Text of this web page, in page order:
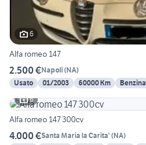
6
Alfa romeo 147
2.500 €Napoli(NA)
Usato
01/2003 60000 Km Benzina
6
Alfa romeo 147 300cv
4.000 €Santa Maria la Carita' (NA)